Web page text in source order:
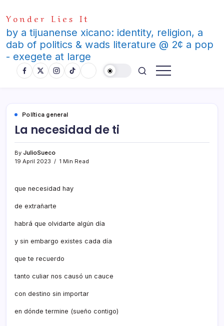
to
content
Yonder Lies It
by a tijuanense xicano: identity, religion, a
dab of politics & wads literature @ 2¢ a pop
- exegete at large
Polí­tica general
La necesidad de ti
By JulioSueco
19 April 2023
1 Min Read
que necesidad hay
de extrañarte
habrá que olvidarte algún dí­a
y sin embargo existes cada dí­a
que te recuerdo
tanto culiar nos causó un cauce
con destino sin importar
en dónde termine (sueño contigo)